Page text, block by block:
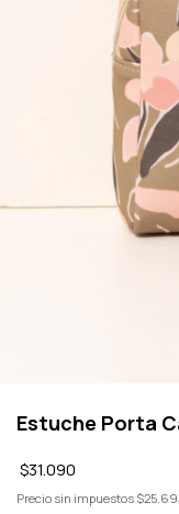
Estuche Porta
$31.090
Precio sin impuestos